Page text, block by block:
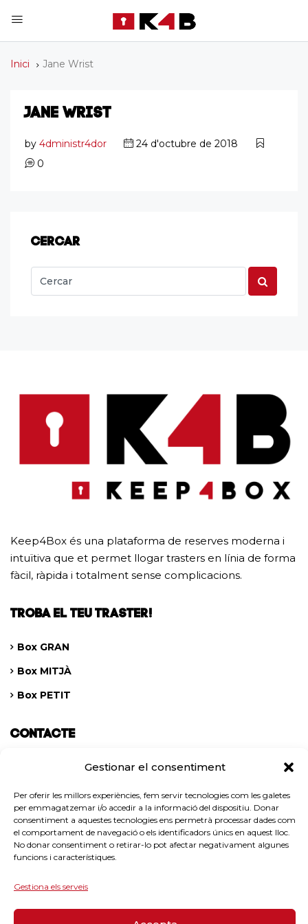
Gestionar el consentiment
Per oferir les millors experiències, fem servir tecnologies com les galetes
per emmagatzemar i/o accedir a la informació del dispositiu. Donar
consentiment a aquestes tecnologies ens permetrà processar dades com
el comportament de navegació o els identificadors únics en aquest lloc.
No donar consentiment o retirar-lo pot afectar negativament algunes
funcions i característiques.
Gestiona els serveis
Inici Jane Wrist
JANE WRIST
by 4dministr4dor
24 d'octubre de 2018
0
CERCAR
Keep4Box és una plataforma de reserves moderna i
intuïtiva que et permet llogar trasters en línia de forma
fàcil, ràpida i totalment sense complicacions.
TROBA EL TEU TRASTER!
Box GRAN
Box MITJÀ
Box PETIT
CONTACTE
Contacta’ns digitalment